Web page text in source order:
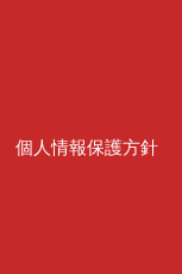
個人情報保護方針